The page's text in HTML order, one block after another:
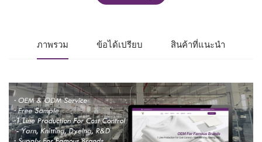
ภาพรวม ข้อได้เปรียบ สินค้าที่แนะนำ